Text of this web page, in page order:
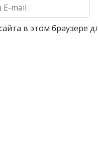
в этом браузере